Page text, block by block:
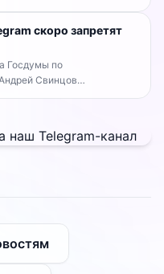
в прежнем режиме —
делать...скоро запретят
Госдумы по
Свинцов
временно